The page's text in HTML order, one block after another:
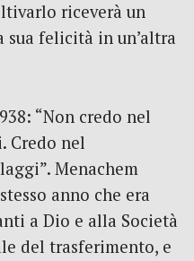
riceverà un
sua felicità in un’altra
“Non credo nel
Credo nel
Menachem
anno che era
a Dio e alla Società
del trasferimento, e